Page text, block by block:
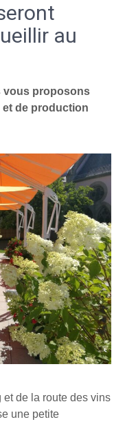
au
vous proposons
et de production
de la route des vins
une petite